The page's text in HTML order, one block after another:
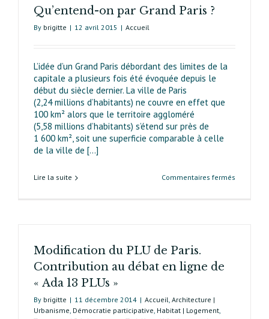
Qu’entend-on par Grand Paris ?
By brigitte | 12 avril 2015 | Accueil
L’idée d’un Grand Paris débordant des limites de la
capitale a plusieurs fois été évoquée depuis le
début du siècle dernier. La ville de Paris
(2,24 millions d’habitants) ne couvre en effet que
100 km² alors que le territoire aggloméré
(5,58 millions d’habitants) s’étend sur près de
1 600 km², soit une superficie comparable à celle
de la ville de [...]
Lire la suite Commentaires fermés
Modification du PLU de Paris.
Contribution au débat en ligne de
« Ada 13 PLUs »
By brigitte | 11 décembre 2014 | Accueil, Architecture |
Urbanisme, Démocratie participative, Habitat | Logement,